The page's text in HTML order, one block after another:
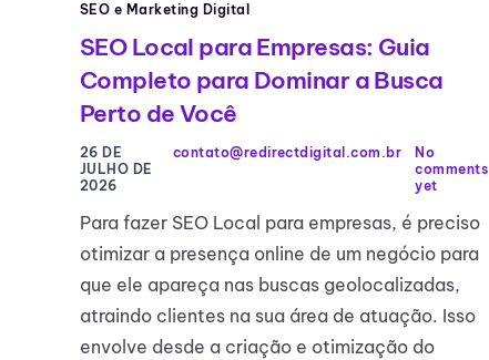
SEO e Marketing Digital
SEO Local para Empresas: Guia
Completo para Dominar a Busca
Perto de Você
26 DE
JULHO DE
2026
contato@redirectdigital.com.br
No
comments
yet
Para fazer SEO Local para empresas, é preciso
otimizar a presença online de um negócio para
que ele apareça nas buscas geolocalizadas,
atraindo clientes na sua área de atuação. Isso
envolve desde a criação e otimização do